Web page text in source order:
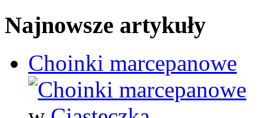
Najnowsze artykuły
Choinki marcepanowe